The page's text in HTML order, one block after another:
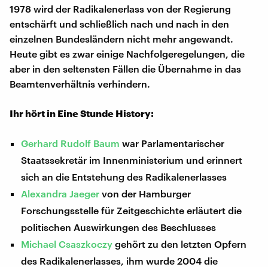
1978 wird der Radikalenerlass von der Regierung
entschärft und schließlich nach und nach in den
einzelnen Bundesländern nicht mehr angewandt.
Heute gibt es zwar einige Nachfolgeregelungen, die
aber in den seltensten Fällen die Übernahme in das
Beamtenverhältnis verhindern.
Ihr hört in Eine Stunde History:
Gerhard Rudolf Baum war Parlamentarischer
Staatssekretär im Innenministerium und erinnert
sich an die Entstehung des Radikalenerlasses
Alexandra Jaeger von der Hamburger
Forschungsstelle für Zeitgeschichte erläutert die
politischen Auswirkungen des Beschlusses
Michael Csaszkoczy gehört zu den letzten Opfern
des Radikalenerlasses, ihm wurde 2004 die